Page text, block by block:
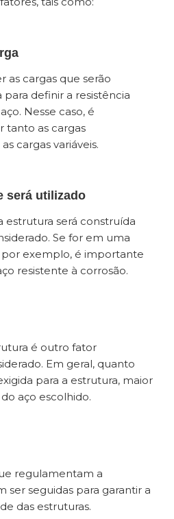
as cargas que serão
definir a resistência
Nesse caso, é
tanto as cargas
cargas variáveis.
será utilizado
será construída
Se for em uma
exemplo, é importante
resistente à corrosão.
é outro fator
Em geral, quanto
para a estrutura, maior
aço escolhido.
regulamentam a
ser seguidas para garantir a
das estruturas.